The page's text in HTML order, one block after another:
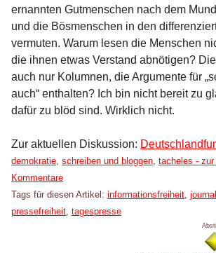
ernannten Gutmenschen nach dem
und die Bösmenschen in den
vermuten. Warum lesen die Menschen
die ihnen etwas Verstand abnötigen?
auch nur Kolumnen, die Argumente für
auch“ enthalten? Ich bin nicht bereit zu
dafür zu blöd sind. Wirklich nicht.
Zur aktuellen Diskussion:
Kategorien:
demokratie, schreiben und bloggen, tacheles -
Kommentare
Tags für diesen Artikel: informationsfreiheit,
pressefreiheit, tagespresse